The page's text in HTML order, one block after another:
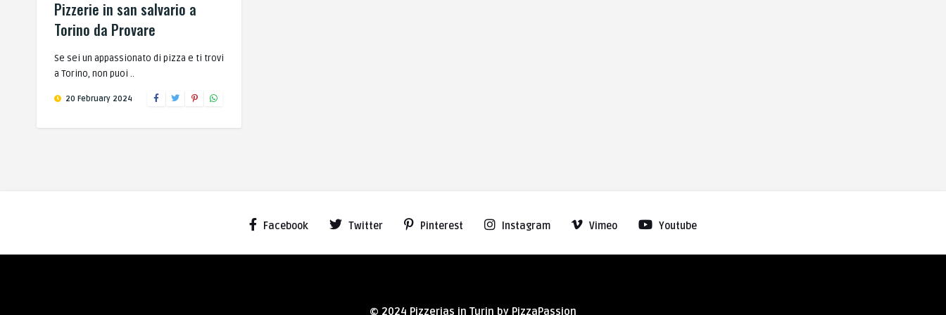
Pizzerie in san salvario a
Torino da Provare
Se sei un appassionato di pizza e ti trovi
a Torino, non puoi ..
20 February 2024
Facebook Twitter Pinterest Instagram Vimeo Youtube
© 2024 Pizzerias in Turin by PizzaPassion